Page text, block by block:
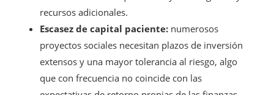
recursos adicionales.
Escasez de capital paciente: numerosos
proyectos sociales necesitan plazos de inversión
extensos y una mayor tolerancia al riesgo, algo
que con frecuencia no coincide con las